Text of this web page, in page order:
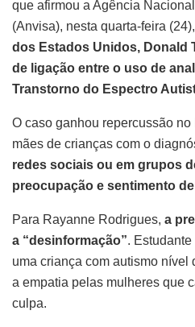
que afirmou a Agência
(Anvisa), nesta quarta-feira (24),
dos Estados Unidos, Donald
de ligação entre o uso de
Transtorno do Espectro
O caso ganhou repercussão
mães de crianças com o
redes sociais ou em grupos
preocupação e sentimento
Para Rayanne Rodrigues, a
a “desinformação”.
uma criança com autismo nível
a empatia pelas mulheres que
culpa.